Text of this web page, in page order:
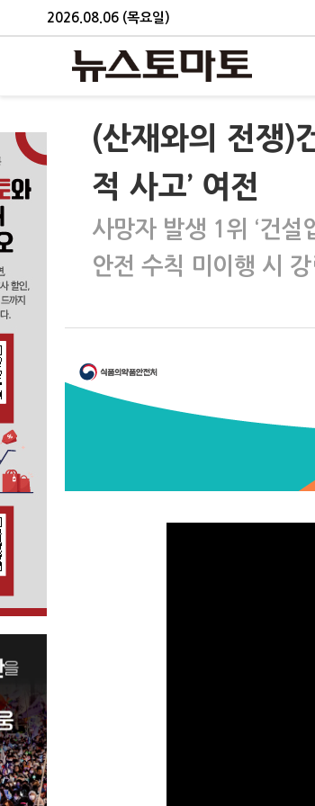
2026.08.06 (목요일)
(산재와의 전쟁)
적 사고’ 여전
사망자 발생 1위 ‘건
안전 수칙 미이행 시